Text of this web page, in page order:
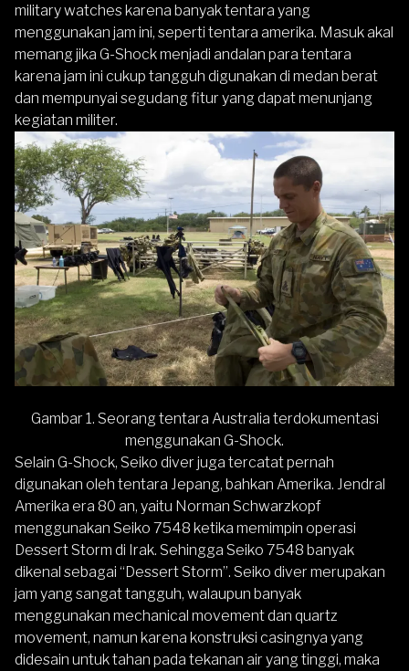
military watches karena banyak tentara yang
menggunakan jam ini, seperti tentara amerika. Masuk akal
memang jika G-Shock menjadi andalan para tentara
karena jam ini cukup tangguh digunakan di medan berat
dan mempunyai segudang fitur yang dapat menunjang
kegiatan militer.
Gambar 1. Seorang tentara Australia terdokumentasi
menggunakan G-Shock.
Selain G-Shock, Seiko diver juga tercatat pernah
digunakan oleh tentara Jepang, bahkan Amerika. Jendral
Amerika era 80 an, yaitu Norman Schwarzkopf
menggunakan Seiko 7548 ketika memimpin operasi
Dessert Storm di Irak. Sehingga Seiko 7548 banyak
dikenal sebagai “Dessert Storm”. Seiko diver merupakan
jam yang sangat tangguh, walaupun banyak
menggunakan mechanical movement dan quartz
movement, namun karena konstruksi casingnya yang
didesain untuk tahan pada tekanan air yang tinggi, maka